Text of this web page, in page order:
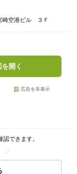
崎空港ビル ３Ｆ
開く
広告を非表示
できます。